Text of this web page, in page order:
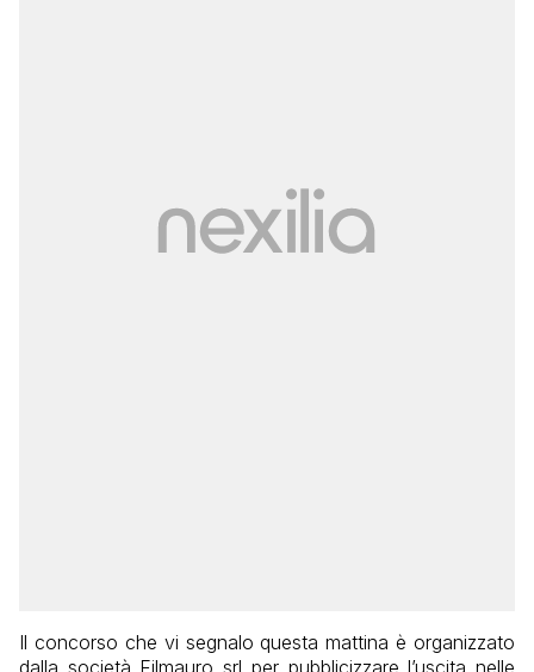
Il concorso che vi segnalo questa mattina è organizzato